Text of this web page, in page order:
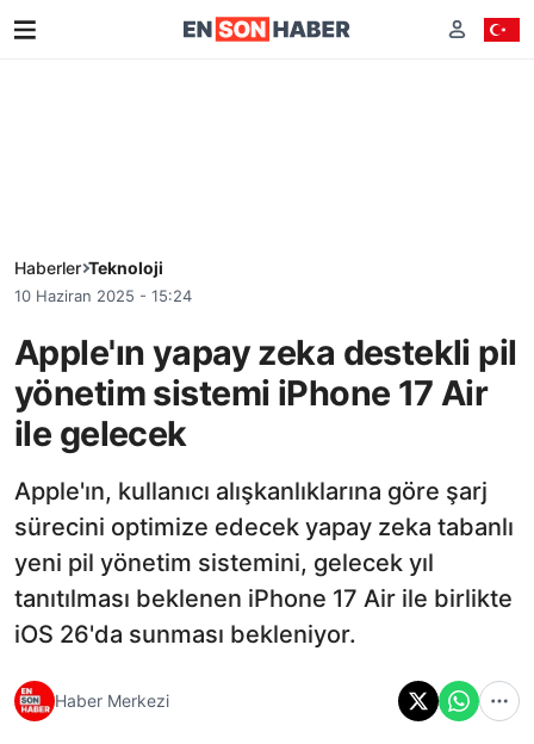
Haberler Teknoloji
10 Haziran 2025 - 15:24
Apple'ın yapay zeka destekli pil
yönetim sistemi iPhone 17 Air
ile gelecek
Apple'ın, kullanıcı alışkanlıklarına göre şarj
sürecini optimize edecek yapay zeka tabanlı
yeni pil yönetim sistemini, gelecek yıl
tanıtılması beklenen iPhone 17 Air ile birlikte
iOS 26'da sunması bekleniyor.
Haber Merkezi